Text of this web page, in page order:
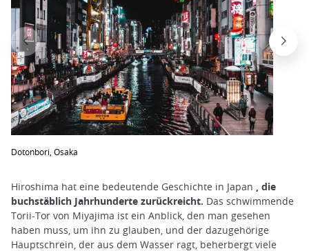
Dotonbori, Osaka
Hiroshima hat eine bedeutende Geschichte in Japan
, die
buchstäblich Jahrhunderte zurückreicht. Das schwimmende
Torii-Tor von Miyajima ist ein Anblick, den man gesehen
haben muss, um ihn zu glauben, und der dazugehörige
Hauptschrein, der aus dem Wasser ragt, beherbergt viele